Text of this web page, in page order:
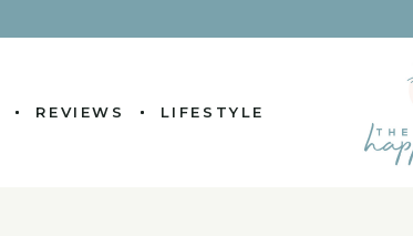
REVIEWS LIFESTYLE